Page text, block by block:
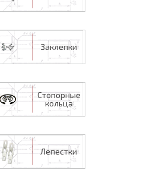
Заклепки
Стопорные
кольца
Лепестки